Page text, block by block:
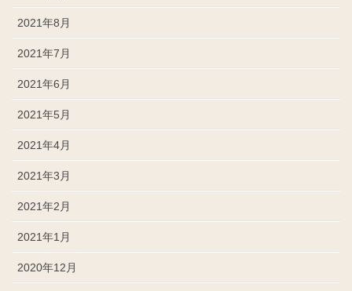
2021年8月
2021年7月
2021年6月
2021年5月
2021年4月
2021年3月
2021年2月
2021年1月
2020年12月